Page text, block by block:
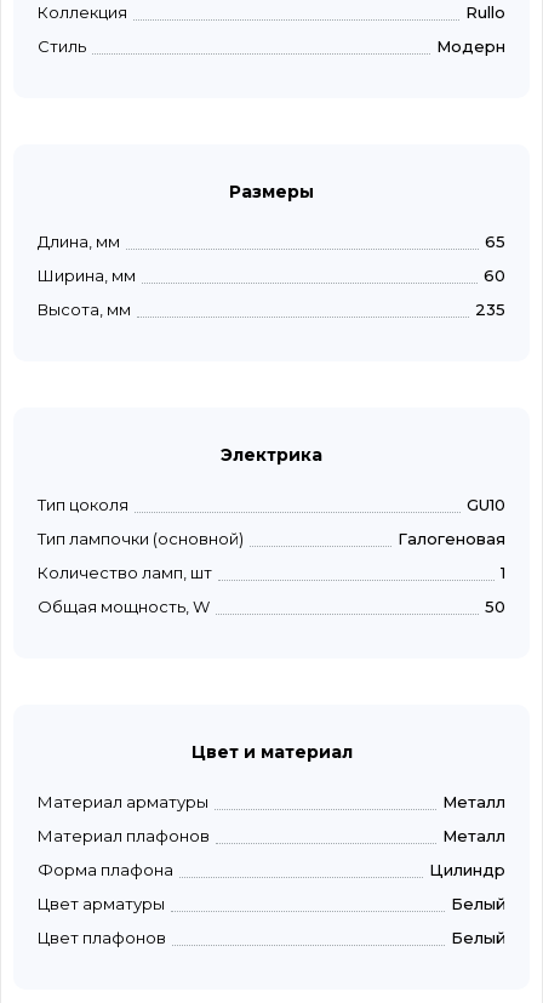
Коллекция
Rullo
Стиль
Модерн
Размеры
Длина, мм
65
Ширина, мм
60
Высота, мм
235
Электрика
Тип цоколя
GU10
Тип лампочки (основной)
Галогеновая
Количество ламп, шт
1
Общая мощность, W
50
Цвет и материал
Материал арматуры
Металл
Материал плафонов
Металл
Форма плафона
Цилиндр
Цвет арматуры
Белый
Цвет плафонов
Белый